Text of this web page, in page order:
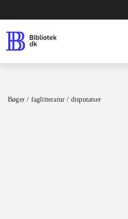
Bøger / faglitteratur / disputatser